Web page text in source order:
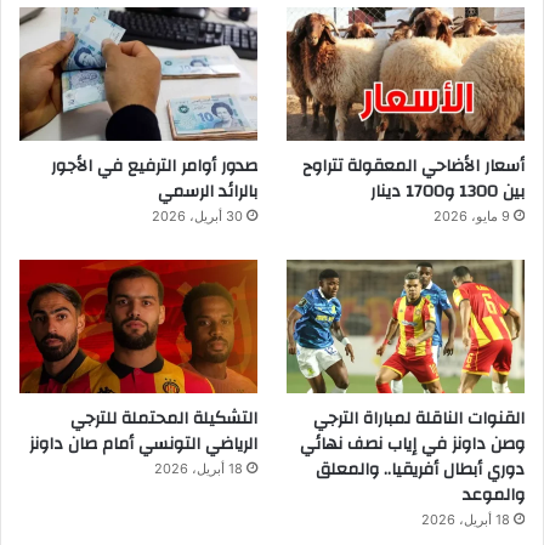
أسعار الأضاحي المعقولة تتراوح
بين 1300 و1700 دينار
9 مايو، 2026
صدور أوامر الترفيع في الأجور
بالرائد الرسمي
30 أبريل، 2026
القنوات الناقلة لمباراة الترجي
وصن داونز في إياب نصف نهائي
دوري أبطال أفريقيا.. والمعلق
والموعد
18 أبريل، 2026
التشكيلة المحتملة للترجي
الرياضي التونسي أمام صان داونز
18 أبريل، 2026